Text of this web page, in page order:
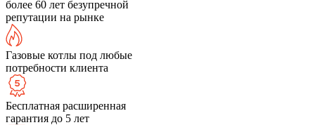
более 60 лет безупречной
репутации на рынке
Газовые котлы под любые
потребности клиента
Бесплатная расширенная
гарантия до 5 лет